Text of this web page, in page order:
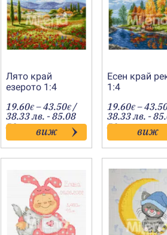
Лято край
езерото 1:4
19.60€ –43.50€Price
range:
19.60€
through
43.50€
/
38.33 лв. - 85.08
лв. виж
Есен край
1:4
19.60€ –
38.33 лв. -
лв. виж